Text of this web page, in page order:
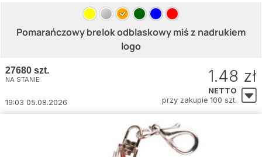
Pomarańczowy brelok odblaskowy miś z nadrukiem
logo
27680 szt.
NA STANIE
19:03 05.08.2026
1.48 zł
NETTO
przy zakupie 100 szt.